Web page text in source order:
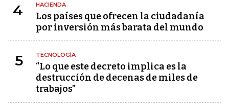
4 HACIENDA
Los países que ofrecen la ciudadanía
por inversión más barata del mundo
5 TECNOLOGÍA
“Lo que este decreto implica es la
destrucción de decenas de miles de
trabajos”